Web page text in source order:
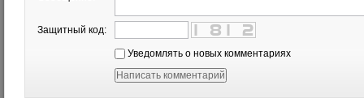
Защитный код:
Уведомлять о новых комментариях